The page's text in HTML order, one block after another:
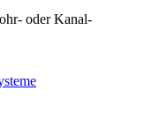
oder Kanal-